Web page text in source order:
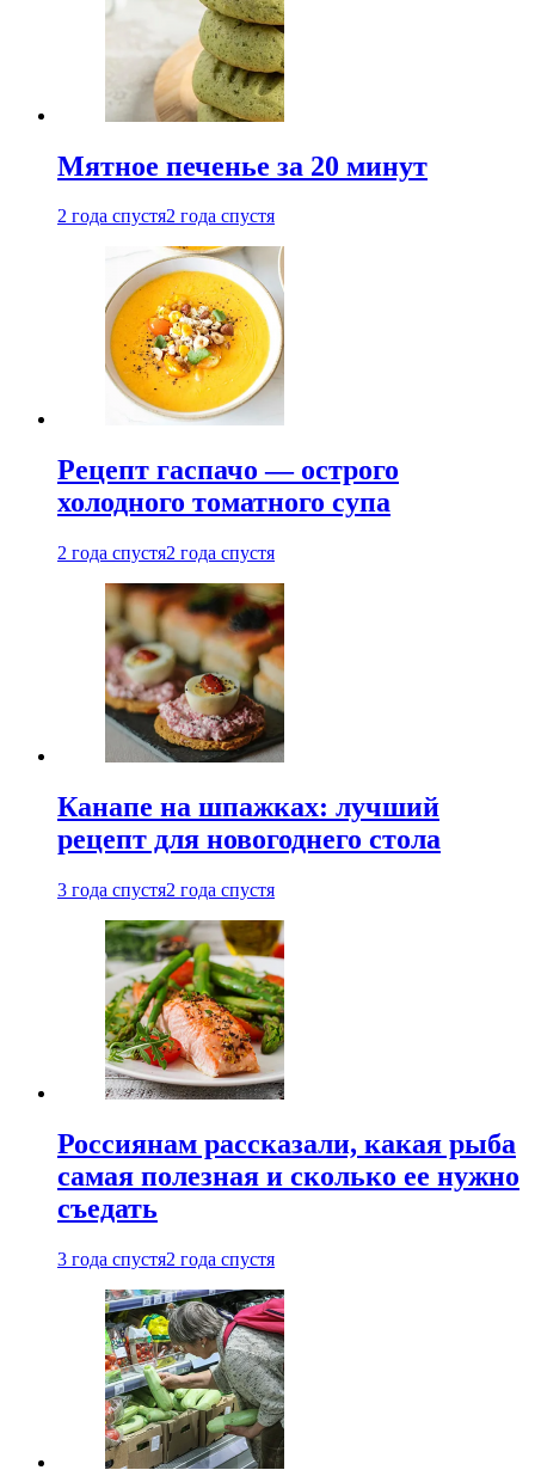
Мятное печенье за 20 минут
2 года спустя2 года спустя
Рецепт гаспачо — острого
холодного томатного супа
2 года спустя2 года спустя
Канапе на шпажках: лучший
рецепт для новогоднего стола
3 года спустя2 года спустя
Россиянам рассказали, какая рыба
самая полезная и сколько ее нужно
съедать
3 года спустя2 года спустя